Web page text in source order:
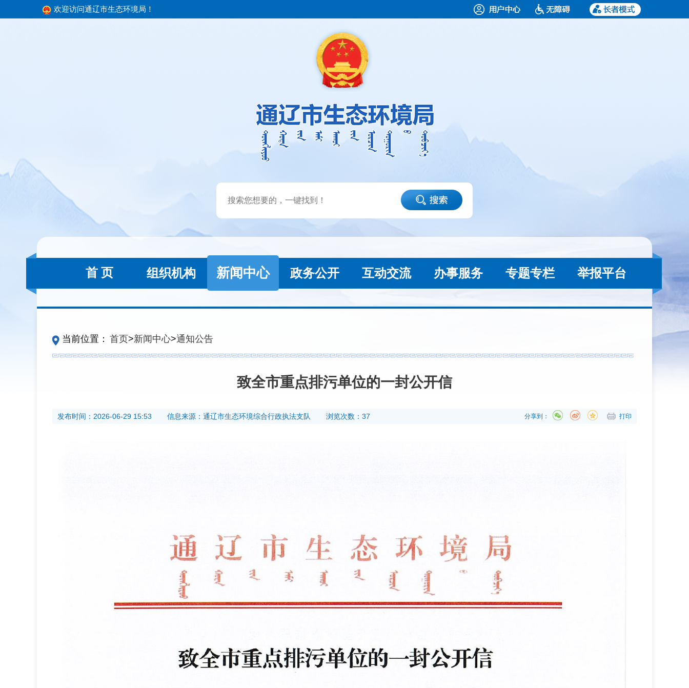
欢迎访问通辽市生态环境局！
首 页 组织机构 新闻中心 政务公开 互动交流 办事服务 专题专栏 举报平台
当前位置： 首页>新闻中心>通知公告
致全市重点排污单位的一封公开信
发布时间： 2026-06-29 15:53 信息来源： 通辽市生态环境综合行政执法支队 浏览次数：37 打印
分享到：